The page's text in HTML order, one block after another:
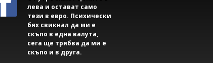
лева и остават само
тези в евро. Психически
бях свикнал да ми е
скъпо в една валута,
сега ще трябва да ми е
скъпо и в друга.